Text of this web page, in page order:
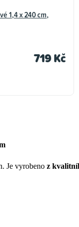
1,4 x 240 cm,
719 Kč
Je vyrobeno z